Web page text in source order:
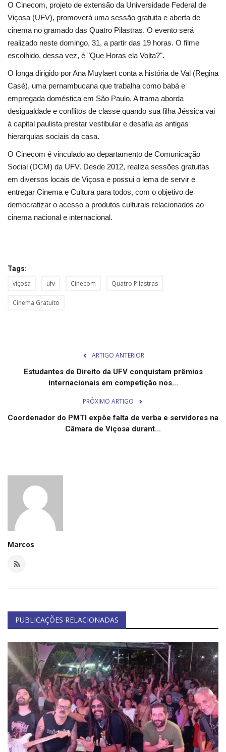
Saúde
Política
Trânsito
Segurança Pública
Economia
Educação
Esporte
Solidariedade
Meio Ambiente
Obituário
Brasil
O Cinecom, projeto de extensão da Universidade Federal de
Viçosa (UFV), promoverá uma sessão gratuita e aberta de
cinema no gramado das Quatro Pilastras. O evento será
realizado neste domingo, 31, a partir das 19 horas. O filme
escolhido, dessa vez, é "Que Horas ela Volta?".
O longa dirigido por Ana Muylaert conta a história de Val (Regina
Casé), uma pernambucana que trabalha como babá e
empregada doméstica em São Paulo. A trama aborda
desigualdade e conflitos de classe quando sua filha Jéssica vai
à capital paulista prestar vestibular e desafia as antigas
hierarquias sociais da casa.
O Cinecom é vinculado ao departamento de Comunicação
Social (DCM) da UFV. Desde 2012, realiza sessões gratuitas
em diversos locais de Viçosa e possui o lema de servir e
entregar Cinema e Cultura para todos, com o objetivo de
democratizar o acesso a produtos culturais relacionados ao
cinema nacional e internacional.
Tags:
viçosa ufv Cinecom Quatro Pilastras
Cinema Gratuito
ARTIGO ANTERIOR
Estudantes de Direito da UFV conquistam prêmios
internacionais em competição nos...
PRÓXIMO ARTIGO
Coordenador do PMTI expõe falta de verba e servidores na
Câmara de Viçosa durant...
Marcos
PUBLICAÇÕES RELACIONADAS